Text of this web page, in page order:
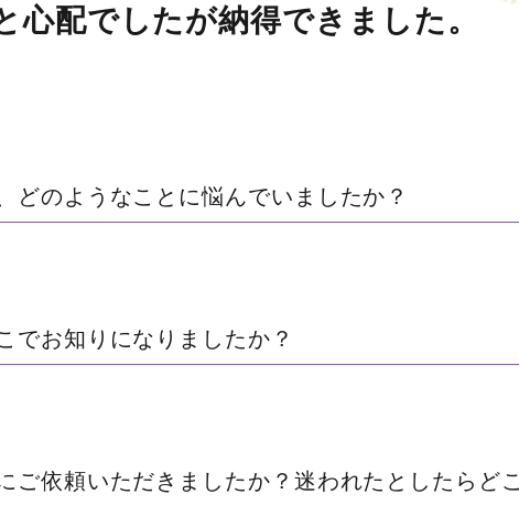
心配でしたが納得できました。
どのようなことに悩んでいましたか？
でお知りになりましたか？
依頼いただきましたか？迷われたとしたらどこ